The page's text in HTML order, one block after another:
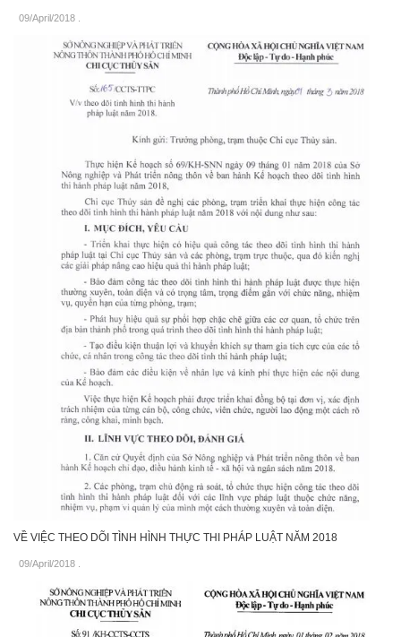
09/April/2018
VỀ VIỆC THEO DÕI TÌNH HÌNH THỰC THI PHÁP LUẬT NĂM 2018
09/April/2018